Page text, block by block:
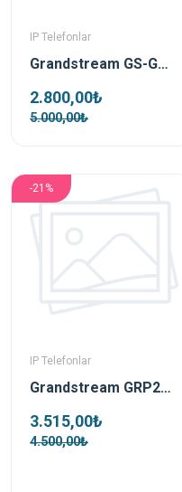
IP Telefonlar
Grandstream GS-GRP2612P Poe Destekli Ip Telefon
2.800,00₺
5.000,00₺
-21%
IP Telefonlar
Grandstream GRP2603P Poe Destekli Ip Telefon
3.515,00₺
4.500,00₺